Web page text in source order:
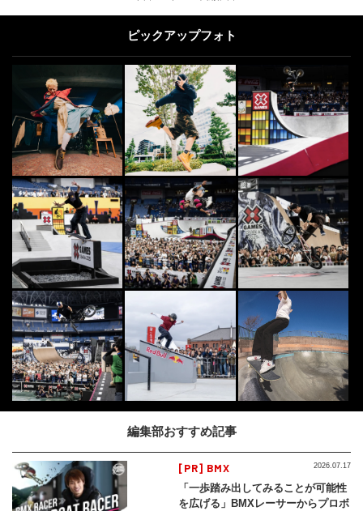
ピックアップフォト
編集部おすすめ記事
[PR] BMX
「一歩踏み出してみることが可能性
を広げる」BMXレーサーからプロボ
2026.07.17